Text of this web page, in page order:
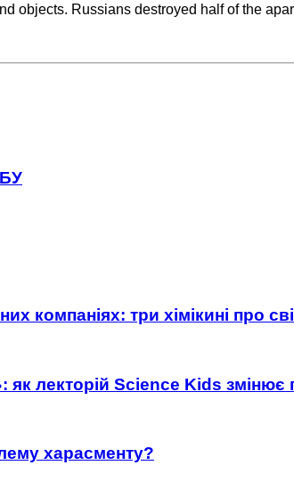
objects. Russians destroyed half of the
компаніях: три хімікині про
лекторій Science Kids змінює
харасменту?